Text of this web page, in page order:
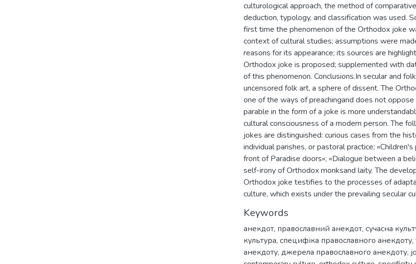
culturological approach, the method of
deduction, typology, and classification was used.
first time the phenomenon of the Orthodox joke
context of cultural studies; assumptions were
reasons for its appearance; its sources are
Orthodox joke is proposed; supplemented with
of this phenomenon. Conclusions.In secular and
uncensored folk art, a sphere of dissent. The
one of the ways of preachingand does not oppose
parable in the form of a joke is more
cultural consciousness of a modern person. The
jokes are distinguished: curious cases from the
individual parishes, or pastoral practice;
front of Paradise doors»; «Dialogue between a
self-irony of Orthodox monksand laity. The
Orthodox joke testifies to the processes of
culture, which exists under the prevailing secular
Keywords
анекдот, православний анекдот, сучасна
культура, специфіка православного анекдоту,
анекдоту, джерела православного анекдоту,